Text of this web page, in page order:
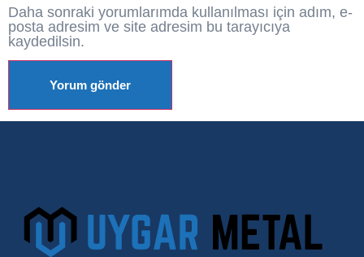
Daha sonraki yorumlarımda kullanılması için adım, e-
posta adresim ve site adresim bu tarayıcıya
kaydedilsin.